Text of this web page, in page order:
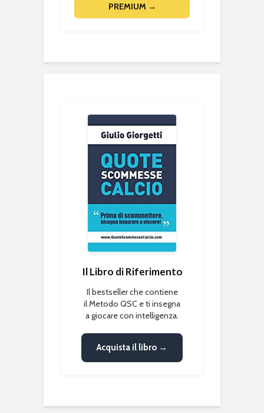
PREMIUM →
Il Libro di Riferimento
Il bestseller che contiene
il Metodo QSC e ti insegna
a giocare con intelligenza.
Acquista il libro →